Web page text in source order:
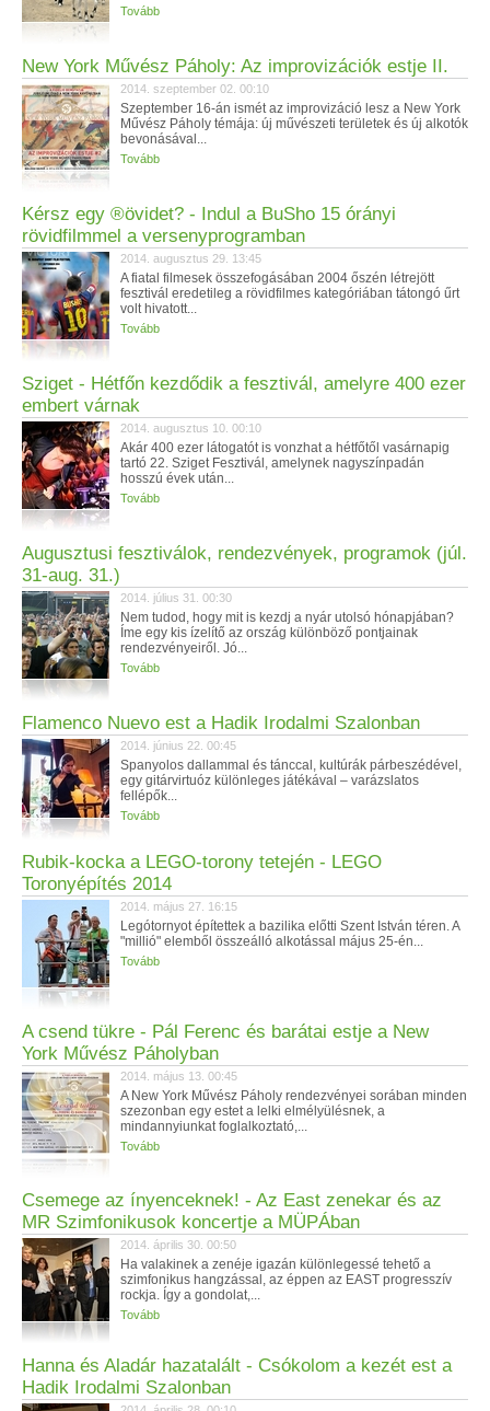
Tovább
New York Művész Páholy: Az improvizációk estje II.
2014. szeptember 02. 00:10
Szeptember 16-án ismét az improvizáció lesz a New York
Művész Páholy témája: új művészeti területek és új alkotók
bevonásával...
Tovább
Kérsz egy ®övidet? - Indul a BuSho 15 órányi
rövidfilmmel a versenyprogramban
2014. augusztus 29. 13:45
A fiatal filmesek összefogásában 2004 őszén létrejött
fesztivál eredetileg a rövidfilmes kategóriában tátongó űrt
volt hivatott...
Tovább
Sziget - Hétfőn kezdődik a fesztivál, amelyre 400 ezer
embert várnak
2014. augusztus 10. 00:10
Akár 400 ezer látogatót is vonzhat a hétfőtől vasárnapig
tartó 22. Sziget Fesztivál, amelynek nagyszínpadán
hosszú évek után...
Tovább
Augusztusi fesztiválok, rendezvények, programok (júl.
31-aug. 31.)
2014. július 31. 00:30
Nem tudod, hogy mit is kezdj a nyár utolsó hónapjában?
Íme egy kis ízelítő az ország különböző pontjainak
rendezvényeiről. Jó...
Tovább
Flamenco Nuevo est a Hadik Irodalmi Szalonban
2014. június 22. 00:45
Spanyolos dallammal és tánccal, kultúrák párbeszédével,
egy gitárvirtuóz különleges játékával – varázslatos
fellépők...
Tovább
Rubik-kocka a LEGO-torony tetején - LEGO
Toronyépítés 2014
2014. május 27. 16:15
Legótornyot építettek a bazilika előtti Szent István téren. A
"millió" elemből összeálló alkotással május 25-én...
Tovább
A csend tükre - Pál Ferenc és barátai estje a New
York Művész Páholyban
2014. május 13. 00:45
A New York Művész Páholy rendezvényei sorában minden
szezonban egy estet a lelki elmélyülésnek, a
mindannyiunkat foglalkoztató,...
Tovább
Csemege az ínyenceknek! - Az East zenekar és az
MR Szimfonikusok koncertje a MÜPÁban
2014. április 30. 00:50
Ha valakinek a zenéje igazán különlegessé tehető a
szimfonikus hangzással, az éppen az EAST progresszív
rockja. Így a gondolat,...
Tovább
Hanna és Aladár hazatalált - Csókolom a kezét est a
Hadik Irodalmi Szalonban